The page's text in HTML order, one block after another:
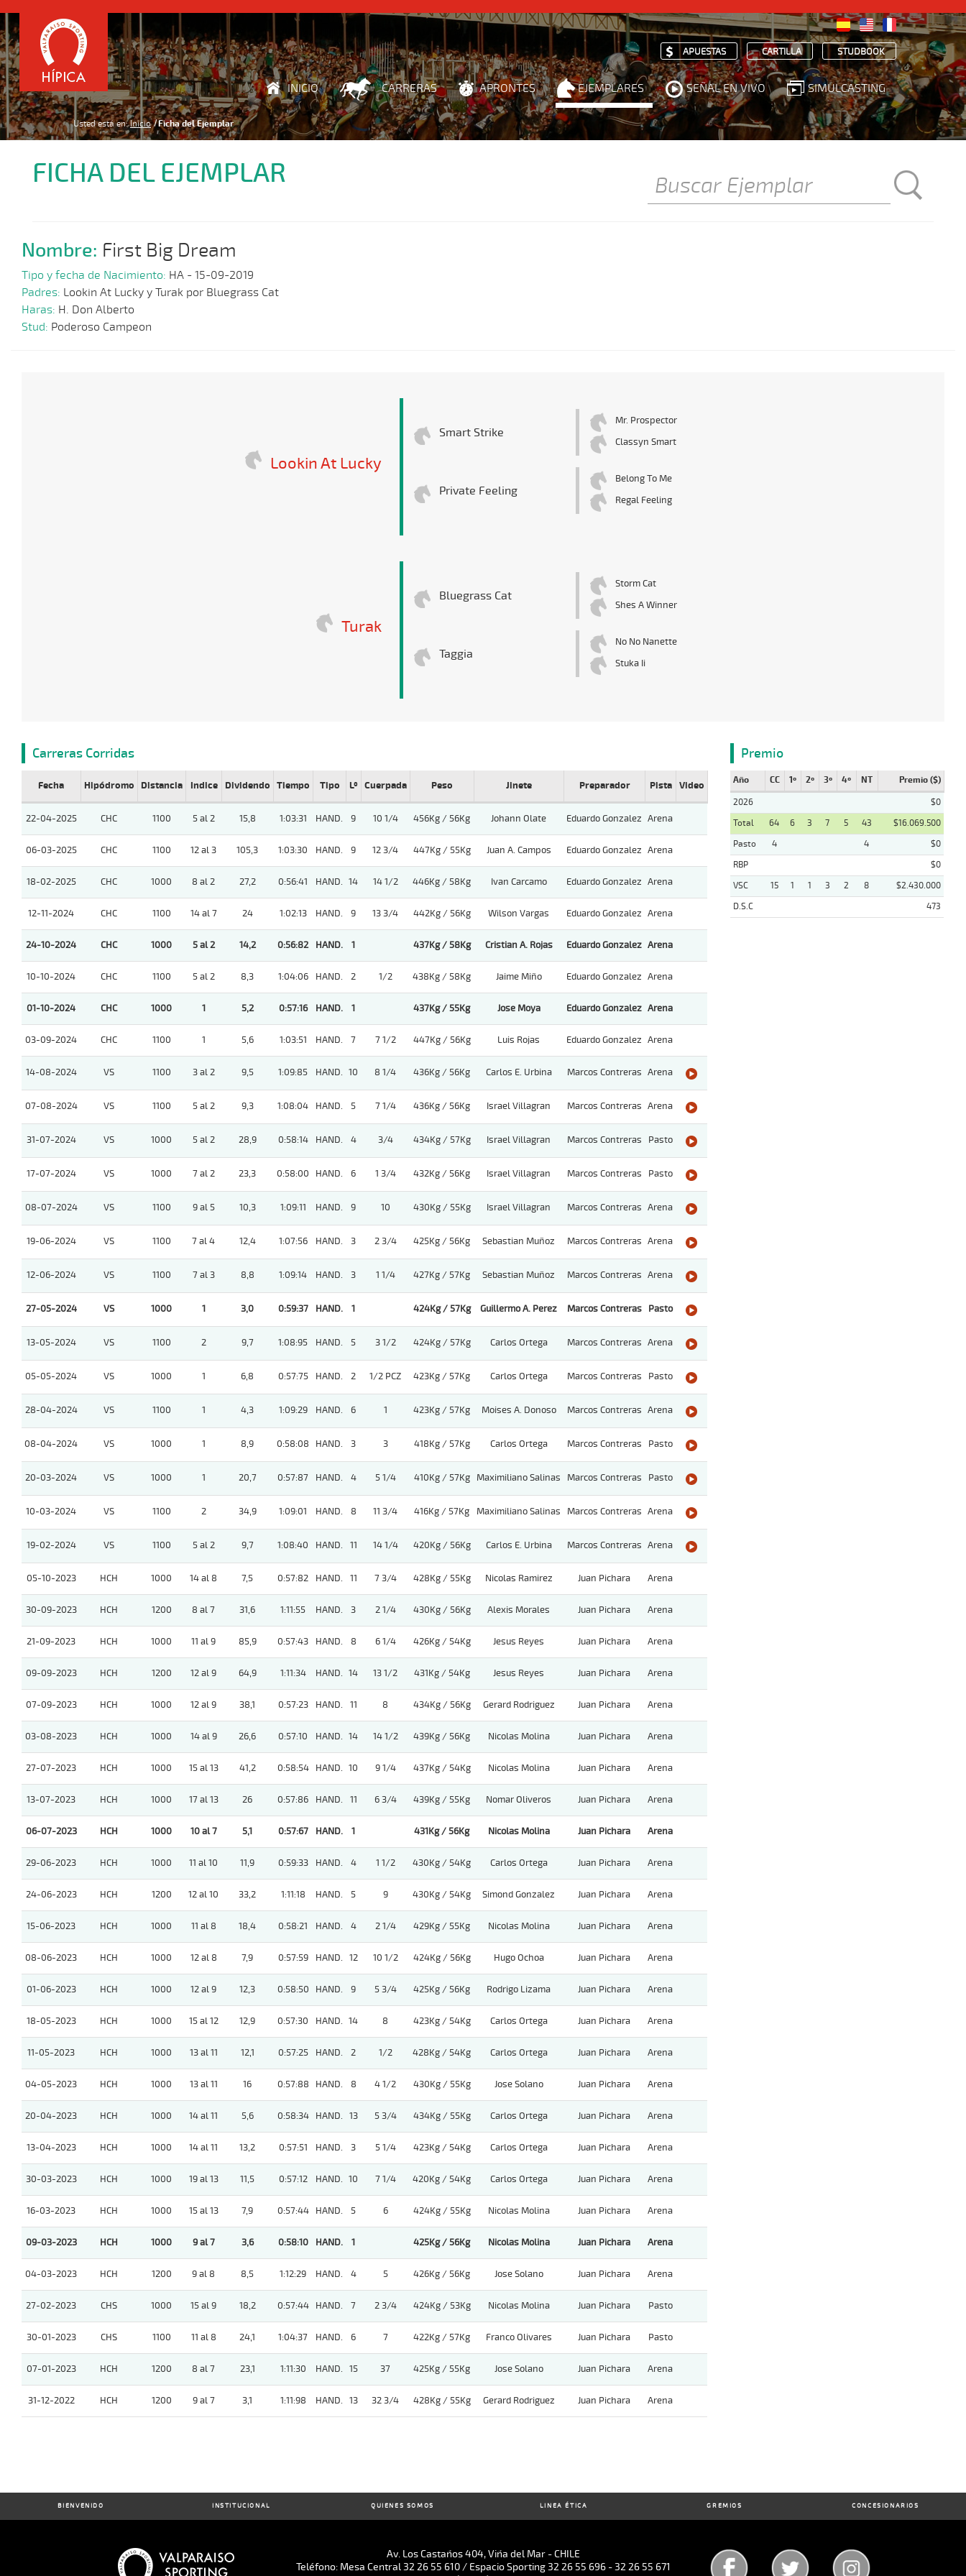
APUESTAS CARTILLA STUDBOOK
INICIO CARRERAS APRONTES EJEMPLARES SEÑAL EN VIVO SIMULCASTING
Usted está en: Inicio Ficha del Ejemplar
FICHA DEL EJEMPLAR
Nombre: First Big Dream
Tipo y fecha de Nacimiento: HA - 15-09-2019
Padres: Lookin At Lucky y Turak por Bluegrass Cat
Haras: H. Don Alberto
Stud: Poderoso Campeon
Lookin At Lucky
Smart Strike
Mr. Prospector
Classyn Smart
Private Feeling
Belong To Me
Regal Feeling
Turak
Bluegrass Cat
Storm Cat
Shes A Winner
Taggia
No No Nanette
Stuka Ii
Carreras Corridas
Fecha Hipódromo Distancia Indice Dividendo Tiempo Tipo Lº Cuerpada Peso Jinete Preparador Pista Video
22-04-2025 CHC 1100 5 al 2 15,8 1:03:31 HAND. 9 10 1/4 456Kg / 56Kg Johann Olate Eduardo Gonzalez Arena
06-03-2025 CHC 1100 12 al 3 105,3 1:03:30 HAND. 9 12 3/4 447Kg / 55Kg Juan A. Campos Eduardo Gonzalez Arena
18-02-2025 CHC 1000 8 al 2 27,2 0:56:41 HAND. 14 14 1/2 446Kg / 58Kg Ivan Carcamo Eduardo Gonzalez Arena
12-11-2024 CHC 1100 14 al 7 24 1:02:13 HAND. 9 13 3/4 442Kg / 56Kg Wilson Vargas Eduardo Gonzalez Arena
24-10-2024 CHC 1000 5 al 2 14,2 0:56:82 HAND. 1 437Kg / 58Kg Cristian A. Rojas Eduardo Gonzalez Arena
10-10-2024 CHC 1100 5 al 2 8,3 1:04:06 HAND. 2 1/2 438Kg / 58Kg Jaime Miño Eduardo Gonzalez Arena
01-10-2024 CHC 1000 1 5,2 0:57:16 HAND. 1 437Kg / 55Kg Jose Moya Eduardo Gonzalez Arena
03-09-2024 CHC 1100 1 5,6 1:03:51 HAND. 7 7 1/2 447Kg / 56Kg Luis Rojas Eduardo Gonzalez Arena
14-08-2024 VS 1100 3 al 2 9,5 1:09:85 HAND. 10 8 1/4 436Kg / 56Kg Carlos E. Urbina Marcos Contreras Arena
07-08-2024 VS 1100 5 al 2 9,3 1:08:04 HAND. 5 7 1/4 436Kg / 56Kg Israel Villagran Marcos Contreras Arena
31-07-2024 VS 1000 5 al 2 28,9 0:58:14 HAND. 4 3/4 434Kg / 57Kg Israel Villagran Marcos Contreras Pasto
17-07-2024 VS 1000 7 al 2 23,3 0:58:00 HAND. 6 1 3/4 432Kg / 56Kg Israel Villagran Marcos Contreras Pasto
08-07-2024 VS 1100 9 al 5 10,3 1:09:11 HAND. 9 10 430Kg / 55Kg Israel Villagran Marcos Contreras Arena
19-06-2024 VS 1100 7 al 4 12,4 1:07:56 HAND. 3 2 3/4 425Kg / 56Kg Sebastian Muñoz Marcos Contreras Arena
12-06-2024 VS 1100 7 al 3 8,8 1:09:14 HAND. 3 1 1/4 427Kg / 57Kg Sebastian Muñoz Marcos Contreras Arena
27-05-2024 VS 1000 1 3,0 0:59:37 HAND. 1 424Kg / 57Kg Guillermo A. Perez Marcos Contreras Pasto
13-05-2024 VS 1100 2 9,7 1:08:95 HAND. 5 3 1/2 424Kg / 57Kg Carlos Ortega Marcos Contreras Arena
05-05-2024 VS 1000 1 6,8 0:57:75 HAND. 2 1/2 PCZ 423Kg / 57Kg Carlos Ortega Marcos Contreras Pasto
28-04-2024 VS 1100 1 4,3 1:09:29 HAND. 6 1 423Kg / 57Kg Moises A. Donoso Marcos Contreras Arena
08-04-2024 VS 1000 1 8,9 0:58:08 HAND. 3 3 418Kg / 57Kg Carlos Ortega Marcos Contreras Pasto
20-03-2024 VS 1000 1 20,7 0:57:87 HAND. 4 5 1/4 410Kg / 57Kg Maximiliano Salinas Marcos Contreras Pasto
10-03-2024 VS 1100 2 34,9 1:09:01 HAND. 8 11 3/4 416Kg / 57Kg Maximiliano Salinas Marcos Contreras Arena
19-02-2024 VS 1100 5 al 2 9,7 1:08:40 HAND. 11 14 1/4 420Kg / 56Kg Carlos E. Urbina Marcos Contreras Arena
05-10-2023 HCH 1000 14 al 8 7,5 0:57:82 HAND. 11 7 3/4 428Kg / 55Kg Nicolas Ramirez Juan Pichara Arena
30-09-2023 HCH 1200 8 al 7 31,6 1:11:55 HAND. 3 2 1/4 430Kg / 56Kg Alexis Morales Juan Pichara Arena
21-09-2023 HCH 1000 11 al 9 85,9 0:57:43 HAND. 8 6 1/4 426Kg / 54Kg Jesus Reyes Juan Pichara Arena
09-09-2023 HCH 1200 12 al 9 64,9 1:11:34 HAND. 14 13 1/2 431Kg / 54Kg Jesus Reyes Juan Pichara Arena
07-09-2023 HCH 1000 12 al 9 38,1 0:57:23 HAND. 11 8 434Kg / 56Kg Gerard Rodriguez Juan Pichara Arena
03-08-2023 HCH 1000 14 al 9 26,6 0:57:10 HAND. 14 14 1/2 439Kg / 56Kg Nicolas Molina Juan Pichara Arena
27-07-2023 HCH 1000 15 al 13 41,2 0:58:54 HAND. 10 9 1/4 437Kg / 54Kg Nicolas Molina Juan Pichara Arena
13-07-2023 HCH 1000 17 al 13 26 0:57:86 HAND. 11 6 3/4 439Kg / 55Kg Nomar Oliveros Juan Pichara Arena
06-07-2023 HCH 1000 10 al 7 5,1 0:57:67 HAND. 1 431Kg / 56Kg Nicolas Molina Juan Pichara Arena
29-06-2023 HCH 1000 11 al 10 11,9 0:59:33 HAND. 4 1 1/2 430Kg / 54Kg Carlos Ortega Juan Pichara Arena
24-06-2023 HCH 1200 12 al 10 33,2 1:11:18 HAND. 5 9 430Kg / 54Kg Simond Gonzalez Juan Pichara Arena
15-06-2023 HCH 1000 11 al 8 18,4 0:58:21 HAND. 4 2 1/4 429Kg / 55Kg Nicolas Molina Juan Pichara Arena
08-06-2023 HCH 1000 12 al 8 7,9 0:57:59 HAND. 12 10 1/2 424Kg / 56Kg Hugo Ochoa Juan Pichara Arena
01-06-2023 HCH 1000 12 al 9 12,3 0:58:50 HAND. 9 5 3/4 425Kg / 56Kg Rodrigo Lizama Juan Pichara Arena
18-05-2023 HCH 1000 15 al 12 12,9 0:57:30 HAND. 14 8 423Kg / 54Kg Carlos Ortega Juan Pichara Arena
11-05-2023 HCH 1000 13 al 11 12,1 0:57:25 HAND. 2 1/2 428Kg / 54Kg Carlos Ortega Juan Pichara Arena
04-05-2023 HCH 1000 13 al 11 16 0:57:88 HAND. 8 4 1/2 430Kg / 55Kg Jose Solano Juan Pichara Arena
20-04-2023 HCH 1000 14 al 11 5,6 0:58:34 HAND. 13 5 3/4 434Kg / 55Kg Carlos Ortega Juan Pichara Arena
13-04-2023 HCH 1000 14 al 11 13,2 0:57:51 HAND. 3 5 1/4 423Kg / 54Kg Carlos Ortega Juan Pichara Arena
30-03-2023 HCH 1000 19 al 13 11,5 0:57:12 HAND. 10 7 1/4 420Kg / 54Kg Carlos Ortega Juan Pichara Arena
16-03-2023 HCH 1000 15 al 13 7,9 0:57:44 HAND. 5 6 424Kg / 55Kg Nicolas Molina Juan Pichara Arena
09-03-2023 HCH 1000 9 al 7 3,6 0:58:10 HAND. 1 425Kg / 56Kg Nicolas Molina Juan Pichara Arena
04-03-2023 HCH 1200 9 al 8 8,5 1:12:29 HAND. 4 5 426Kg / 56Kg Jose Solano Juan Pichara Arena
27-02-2023 CHS 1000 15 al 9 18,2 0:57:44 HAND. 7 2 3/4 424Kg / 53Kg Nicolas Molina Juan Pichara Pasto
30-01-2023 CHS 1100 11 al 8 24,1 1:04:37 HAND. 6 7 422Kg / 57Kg Franco Olivares Juan Pichara Pasto
07-01-2023 HCH 1200 8 al 7 23,1 1:11:30 HAND. 15 37 425Kg / 55Kg Jose Solano Juan Pichara Arena
31-12-2022 HCH 1200 9 al 7 3,1 1:11:98 HAND. 13 32 3/4 428Kg / 55Kg Gerard Rodriguez Juan Pichara Arena
Premio
Año CC 1º 2º 3º 4º NT Premio ($)
2026
$0
Total
64 6 3 7 5 43
$16.069.500
Pasto
4 4
$0
RBP
$0
VSC
15 1 1 3 2 8
$2.430.000
D.S.C
473
BIENVENIDO INSTITUCIONAL QUIENES SOMOS LINEA ÉTICA GREMIOS CONCESIONARIOS
Av. Los Castaños 404, Viña del Mar - CHILE
Teléfono: Mesa Central 32 26 55 610 / Espacio Sporting 32 26 55 696 - 32 26 55 671